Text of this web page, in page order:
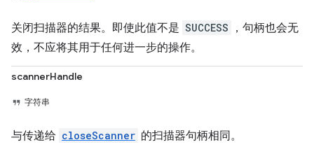
关闭扫描器的结果。即使此值不是 SUCCESS
，句柄也会无
效，不应将其用于任何进一步的操作。
scannerHandle
字符串
与传递给 closeScanner 的扫描器句柄相同。